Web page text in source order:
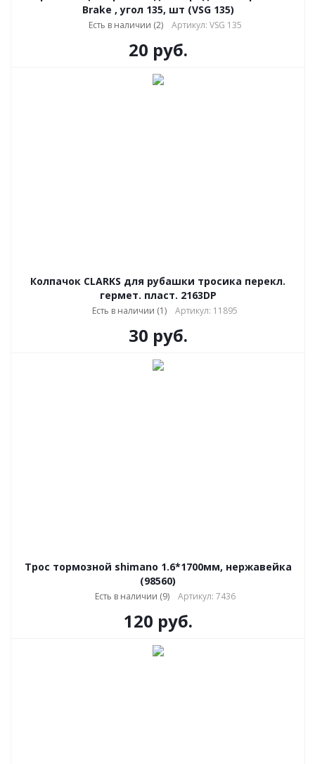
Brake , угол 135, шт (VSG 135)
Есть в наличии (2) Артикул: VSG 135
20 руб.
Колпачoк CLARKS для рубашки тросика перекл.
гермет. пласт. 2163DP
Есть в наличии (1) Артикул: 11895
30 руб.
Трос тормозной shimano 1.6*1700мм, нержавейка
(98560)
Есть в наличии (9) Артикул: 7436
120 руб.